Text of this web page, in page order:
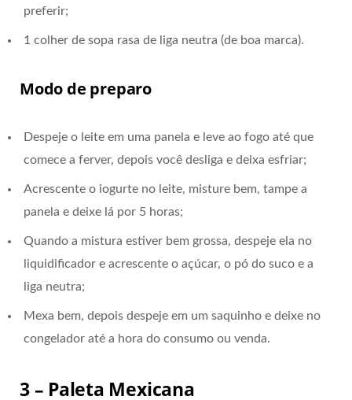
preferir;
1 colher de sopa rasa de liga neutra (de boa marca).
Modo de preparo
Despeje o leite em uma panela e leve ao fogo até que
comece a ferver, depois você desliga e deixa esfriar;
Acrescente o iogurte no leite, misture bem, tampe a
panela e deixe lá por 5 horas;
Quando a mistura estiver bem grossa, despeje ela no
liquidificador e acrescente o açúcar, o pó do suco e a
liga neutra;
Mexa bem, depois despeje em um saquinho e deixe no
congelador até a hora do consumo ou venda.
3 – Paleta Mexicana